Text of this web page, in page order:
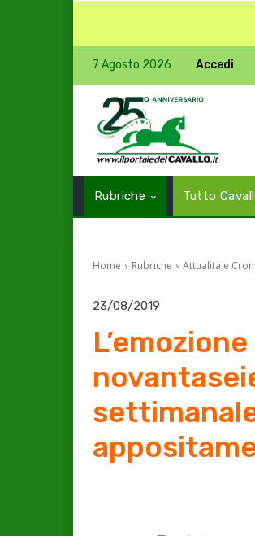
7 Agosto 2026 Accedi
Rubriche Tutto
Home Rubriche Attualità e
23/08/2019